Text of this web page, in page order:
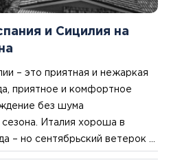
и Сицилия на
– это приятная и нежаркая
приятное и комфортное
без шума
сезона. Италия хороша в
– но сентябрьский ветерок и